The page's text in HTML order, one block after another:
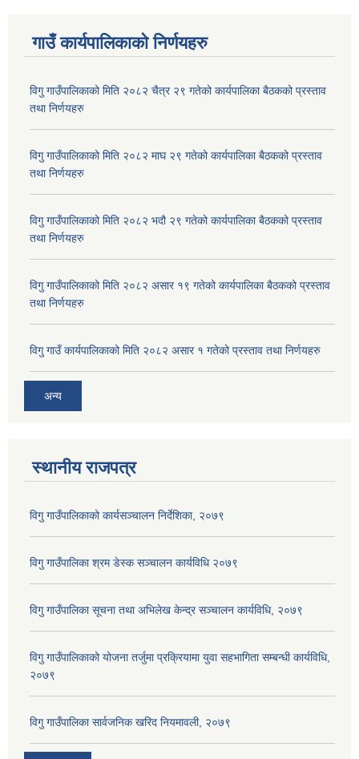
गाउँ कार्यपालिकाकाे निर्णयहरु
विगु गाउँपालिकाको मिति २०८२ चैत्र २९ गतेको कार्यपालिका बैठकको प्रस्ताव
तथा निर्णयहरु
विगु गाउँपालिकाको मिति २०८२ माघ २९ गतेको कार्यपालिका बैठकको प्रस्ताव
तथा निर्णयहरु
विगु गाउँपालिकाको मिति २०८२ भदौ २९ गतेको कार्यपालिका बैठकको प्रस्ताव
तथा निर्णयहरु
विगु गाउँपालिकाको मिति २०८२ असार १९ गतेको कार्यपालिका बैठकको प्रस्ताव
तथा निर्णयहरु
विगु गाउँ कार्यपालिकाको मिति २०८२ असार १ गतेको प्रस्ताव तथा निर्णयहरु
अन्य
स्थानीय राजपत्र
विगु गाउँपालिकाको कार्यसञ्‍चालन निर्देशिका, २०७९
विगु गाउँपालिका श्रम डेस्क सञ्चालन कार्यविधि २०७९
विगु गाउँपालिका सूचना तथा अभिलेख केन्द्र सञ्चालन कार्यविधि, २०७९
विगु गाउँपालिकाको योजना तर्जुमा प्रक्रियामा युवा सहभागिता सम्बन्धी कार्यविधि,
२०७९
विगु गाउँपालिका सार्वजनिक खरिद नियमावली, २०७९